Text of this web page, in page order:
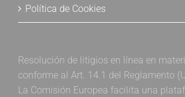
Política de Cookies
Resolución de litigios en línea en
conforme al Art. 14.1 del Reglamento
La Comisión Europea facilita una